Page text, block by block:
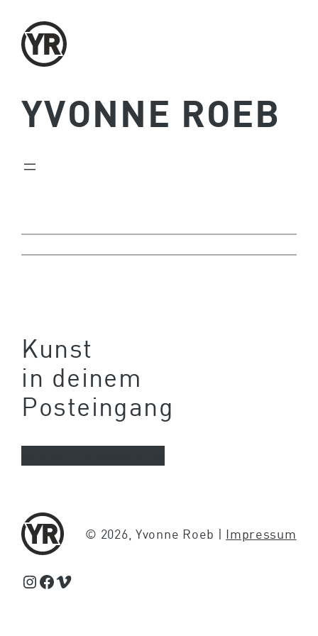
Inhalt
springen
YVONNE ROEB
Kunst
in deinem
Posteingang
© 2026, Yvonne Roeb | Impressum
Schaue Feed, Reels und Storys auf Instagram von Yvonne Roeb
Facebook
Schaue Videos auf Vimeo über Yvonne Roeb